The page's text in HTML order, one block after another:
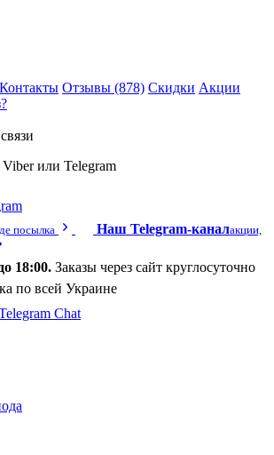
Контакты Отзывы (878) Скидки Акции
или Telegram
посылка Наш Telegram-каналакции,
18:00. Заказы через сайт круглосуточно
по всей Украине
Chat